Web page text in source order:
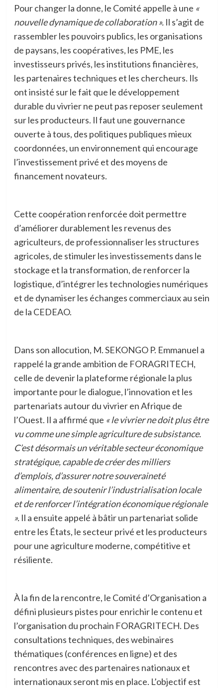
Pour changer la donne, le Comité appelle à une «
nouvelle dynamique de collaboration ».Il s’agit de
rassembler les pouvoirs publics, les organisations
de paysans, les coopératives, les PME, les
investisseurs privés, les institutions financières,
les partenaires techniques et les chercheurs. Ils
ont insisté sur le fait que le développement
durable du vivrier ne peut pas reposer seulement
sur les producteurs. Il faut une gouvernance
ouverte à tous, des politiques publiques mieux
coordonnées, un environnement qui encourage
l’investissement privé et des moyens de
financement novateurs.
Cette coopération renforcée doit permettre
d’améliorer durablement les revenus des
agriculteurs, de professionnaliser les structures
agricoles, de stimuler les investissements dans le
stockage et la transformation, de renforcer la
logistique, d’intégrer les technologies numériques
et de dynamiser les échanges commerciaux au sein
de la CEDEAO.
Dans son allocution, M. SEKONGO P. Emmanuel a
rappelé la grande ambition de FORAGRITECH,
celle de devenir la plateforme régionale la plus
importante pour le dialogue, l’innovation et les
partenariats autour du vivrier en Afrique de
l’Ouest. Il a affirmé que « le vivrier ne doit plus être
vu comme une simple agriculture de subsistance.
C’est désormais un véritable secteur économique
stratégique, capable de créer des milliers
d’emplois, d’assurer notre souveraineté
alimentaire, de soutenir l’industrialisation locale
et de renforcer l’intégration économique régionale
».Il a ensuite appelé à bâtir un partenariat solide
entre les États, le secteur privé et les producteurs
pour une agriculture moderne, compétitive et
résiliente.
À la fin de la rencontre, le Comité d’Organisation a
défini plusieurs pistes pour enrichir le contenu et
l’organisation du prochain FORAGRITECH. Des
consultations techniques, des webinaires
thématiques (conférences en ligne) et des
rencontres avec des partenaires nationaux et
internationaux seront mis en place. L’objectif est